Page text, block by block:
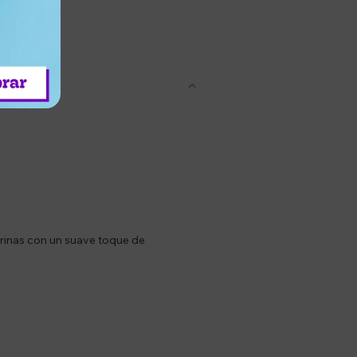
con un suave toque de